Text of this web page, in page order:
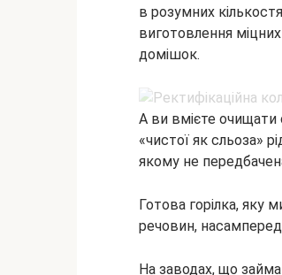
в розумних
виготовлення
домішок.
А ви вмієте очищати
«чистої як сльоза»
якому не
Готова горілка, яку
речовин,
На заводах, що